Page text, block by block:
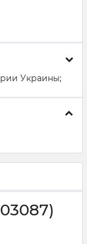
Украины;